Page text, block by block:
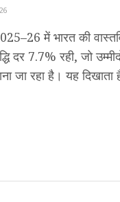
में भारत की
दर 7.7% रही, जो
जा रहा है। यह दिखाता